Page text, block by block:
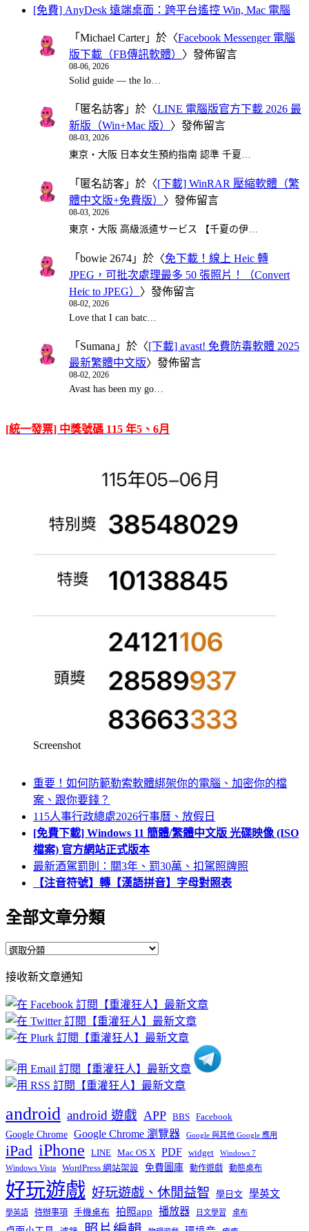
[免費] AnyDesk 遠端桌面：跨平台遙控 Win, Mac 電腦
「 Michael Carter」於〈Facebook Messenger 電腦
版下載（FB傳訊軟體） 〉發佈留言
08-06, 2026
Solid guide — the lo…
「 匿名訪客 」於〈LINE 電腦版官方下載 2026 最
新版（Win+Mac 版） 〉發佈留言
08-03, 2026
東京・大阪 日本女生預約指南 認準 千夏…
「 匿名訪客 」於〈[下載] WinRAR 壓縮軟體（繁
體中文版+免費版） 〉發佈留言
08-03, 2026
東京・大阪 高級派遣サービス 【千夏の伊…
「 bowie 2674 」於〈免下載！線上 Heic 轉
JPEG，可批次處理最多 50 張照片！（Convert
Heic to JPEG） 〉發佈留言
08-02, 2026
Love that I can batc…
「 Sumana 」於〈[下載] avast! 免費防毒軟體 2025
最新繁體中文版〉發佈留言
08-02, 2026
Avast has been my go…
[統一發票] 中獎號碼 115 年5、6月
Screenshot
重要！如何防範勒索軟體綁架你的電腦、加密你的檔
案、跟你要錢？
115人事行政總處2026行事曆、放假日
[免費下載] Windows 11 簡體/繁體中文版 光碟映像 (ISO
檔案) 官方網站正式版本
最新酒駕罰則：關3年、罰30萬、扣駕照牌照
【注音符號】轉【漢語拼音】字母對照表
全部文章分類
全
文
章
分
類
接收新文章通知
android android 遊戲 APP BBS Facebook
Google Chrome Google Chrome 瀏覽器 Google 與其他 Google 應用
iPad iPhone LINE Mac OS X PDF widget Windows 7
Windows Vista WordPress 網站架設 免費圖庫 動作遊戲 動態桌布
好玩遊戲 好玩遊戲、休閒益智 學日文 學英文
學英語 待辦事項 手機桌布 拍照app 播放器 日文學習 桌布